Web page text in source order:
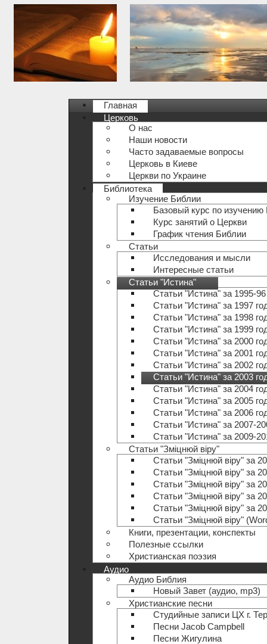
Главная
Церковь
О нас
Наши новости
Часто задаваемые вопросы
Церковь в Киеве
Церкви по Украине
Библиотека
Изучение Библии
Базовый курс по изучению
Курс занятий о Церкви
График чтения Библии
Статьи
Исследования и мысли
Интересные статьи
Статьи "Истина"
Статьи "Истина" за 1995-
Статьи "Истина" за 1997
Статьи "Истина" за 1998
Статьи "Истина" за 1999
Статьи "Истина" за 2000
Статьи "Истина" за 2001
Статьи "Истина" за 2002
Статьи "Истина" за 2003
Статьи "Истина" за 2004
Статьи "Истина" за 2005
Статьи "Истина" за 2006
Статьи "Истина" за 2007-
Статьи "Истина" за 2009-
Статьи "Зміцнюй віру"
Статьи "Зміцнюй віру" за
Статьи "Зміцнюй віру" за
Статьи "Зміцнюй віру" за
Статьи "Зміцнюй віру" за
Статьи "Зміцнюй віру" за
Статьи "Зміцнюй віру"
Книги, презентации, конспекты
Полезные ccылки
Христианская поэзия
Аудио
Аудио Библия
Новый Завет (аудио, mp3)
Христианские песни
Студийные записи ЦХ г.
Песни Jacob Campbell
Песни Жигулина